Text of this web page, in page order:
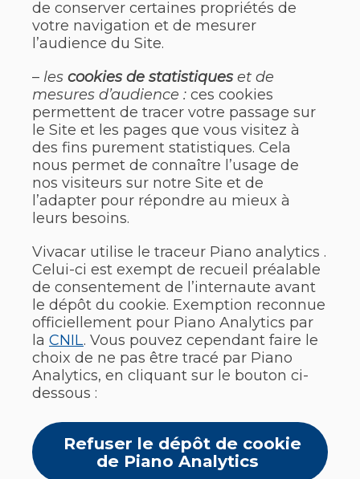
de conserver certaines propriétés de
votre navigation et de mesurer
l’audience du Site.
– les cookies de statistiqueset de
mesures d’audience : ces cookies
permettent de tracer votre passage sur
le Site et les pages que vous visitez à
des fins purement statistiques. Cela
nous permet de connaître l’usage de
nos visiteurs sur notre Site et de
l’adapter pour répondre au mieux à
leurs besoins.
Vivacar utilise le traceur Piano analytics .
Celui-ci est exempt de recueil préalable
de consentement de l’internaute avant
le dépôt du cookie. Exemption reconnue
officiellement pour Piano Analytics par
la CNIL. Vous pouvez cependant faire le
choix de ne pas être tracé par Piano
Analytics, en cliquant sur le bouton ci-
dessous :
Refuser le dépôt de cookie
de Piano Analytics